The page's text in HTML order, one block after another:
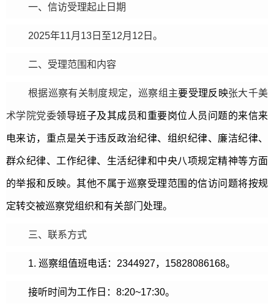
一、信访受理起止日期
2025年11月13日至12月12日。
二、受理范围和内容
根据巡察有关制度规定，巡察组主要受理反映张大千美
术学院党委领导班子及其成员和重要岗位人员问题的来信来
电来访，重点是关于违反政治纪律、组织纪律、廉洁纪律、
群众纪律、工作纪律、生活纪律和中央八项规定精神等方面
的举报和反映。其他不属于巡察受理范围的信访问题将按规
定转交被巡察党组织和有关部门处理。
三、联系方式
1. 巡察组值班电话：2344927，15828086168。
接听时间为工作日：8:20~17:30。